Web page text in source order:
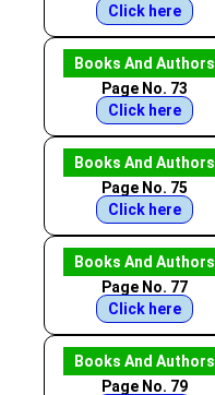
Click here
Books And Authors
Page No. 73
Click here
Books And Authors
Page No. 75
Click here
Books And Authors
Page No. 77
Click here
Books And Authors
Page No. 79